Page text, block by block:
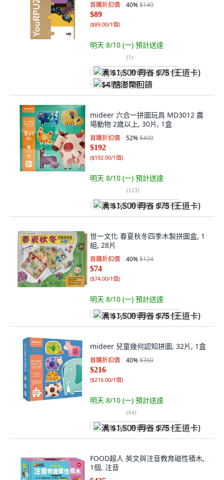
首購折扣價 40%$149
$89
($89.00/1個)
明天 8/10 (一) 預計送達
(1)
满 $1,500 再省 $75 (王道卡)
$4 酷澎幣回饋
mideer 六合一拼圖玩具 MD3012 農
場動物 2歲以上, 30片, 1盒
首購折扣價 52%$400
$192
($192.00/1個)
明天 8/10 (一) 預計送達
(123)
满 $1,500 再省 $75 (王道卡)
世一文化 春夏秋冬四季木製拼圖盒, 1
組, 28片
首購折扣價 40%$124
$74
($74.00/1個)
明天 8/10 (一) 預計送達
满 $1,500 再省 $75 (王道卡)
mideer 兒童幾何認知拼圖, 32片, 1盒
首購折扣價 40%$360
$216
($216.00/1個)
明天 8/10 (一) 預計送達
(64)
满 $1,500 再省 $75 (王道卡)
FOOD超人 英文與注音教育磁性積木,
1個, 注音